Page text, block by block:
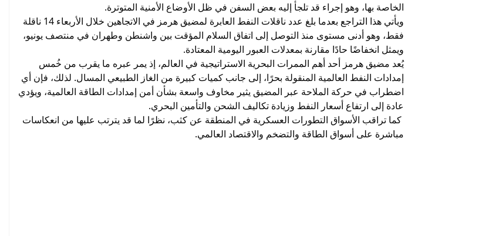
الخاصة بها، وهو إجراء قد تلجأ إليه بعض السفن في ظل الأوضاع الأمنية المتوترة.
ويأتي هذا التراجع بعدما بلغ عدد ناقلات النفط العابرة لمضيق هرمز في الاتجاهين خلال الأربعاء 14 ناقلة
فقط، وهو أدنى مستوى منذ التوصل إلى اتفاق السلام المؤقت بين واشنطن وطهران في منتصف يونيو،
ويمثل انخفاضًا حادًا مقارنة بمعدلات العبور اليومية المعتادة.
يُعد مضيق هرمز أحد أهم الممرات البحرية الاستراتيجية في العالم، إذ يمر عبره ما يقرب من خُمس
إمدادات النفط العالمية المنقولة بحرًا، إلى جانب كميات كبيرة من الغاز الطبيعي المسال. لذلك، فإن أي
اضطراب في حركة الملاحة عبر المضيق يثير مخاوف واسعة بشأن أمن إمدادات الطاقة العالمية، ويؤدي
عادة إلى ارتفاع أسعار النفط وزيادة تكاليف الشحن والتأمين البحري.
كما تراقب الأسواق التطورات العسكرية في المنطقة عن كثب، نظرًا لما قد يترتب عليها من انعكاسات
مباشرة على أسواق الطاقة والتضخم والاقتصاد العالمي.